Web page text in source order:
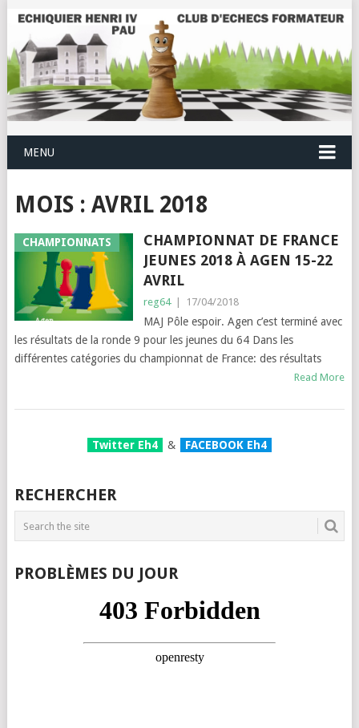
MENU
MOIS : AVRIL 2018
CHAMPIONNATS
CHAMPIONNAT DE FRANCE
JEUNES 2018 À AGEN 15-22
AVRIL
reg64 17/04/2018
MAJ Pôle espoir. Agen c’est terminé avec
les résultats de la ronde 9 pour les jeunes du 64 Dans les
différentes catégories du championnat de France: des résultats
Read More
Twitter Eh4 & FACEBOOK Eh4
RECHERCHER
PROBLÈMES DU JOUR